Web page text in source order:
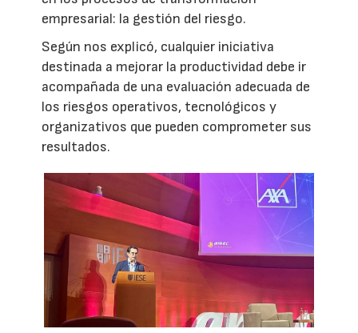
empresarial: la gestión del riesgo.
Según nos explicó, cualquier iniciativa
destinada a mejorar la productividad debe ir
acompañada de una evaluación adecuada de
los riesgos operativos, tecnológicos y
organizativos que pueden comprometer sus
resultados.